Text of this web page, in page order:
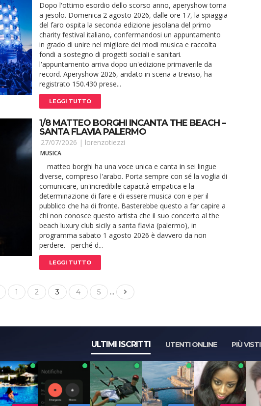
Dopo l'ottimo esordio dello scorso anno, aperyshow torna
a jesolo. Domenica 2 agosto 2026, dalle ore 17, la spiaggia
del faro ospita la seconda edizione jesolana del primo
charity festival italiano, confermandosi un appuntamento
in grado di unire nel migliore dei modi musica e raccolta
fondi a sostegno di progetti sociali e sanitari.
l'appuntamento arriva dopo un'edizione primaverile da
record. Aperyshow 2026, andato in scena a treviso, ha
registrato 150.430 prese...
LEGGI TUTTO
1/8 MATTEO BORGHI INCANTA THE BEACH –
SANTA FLAVIA PALERMO
27/07/2026 | lorenzotiezzi
MUSICA
matteo borghi ha una voce unica e canta in sei lingue
diverse, compreso l'arabo. Porta sempre con sé la voglia di
comunicare, un'incredibile capacità empatica e la
determinazione di fare e di essere musica con e per il
pubblico che ha di fronte. Basterebbe questo a far capire a
chi non conosce questo artista che il suo concerto al the
beach luxury club sicily a santa flavia (palermo), in
programma sabato 1 agosto 2026 è davvero da non
perdere. perché d...
LEGGI TUTTO
1 2 3 4 5 ...
ULTIMI ISCRITTI UTENTI ONLINE PIÙ VISTI